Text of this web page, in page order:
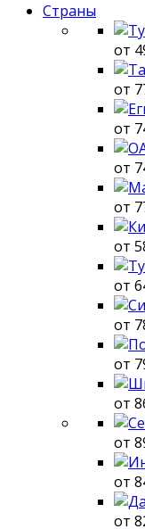
Страны
от
от
от
от
от
от
от
от
от
от
от
от
от